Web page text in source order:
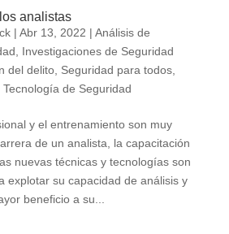
analistas
| Abr 13, 2022 | Análisis de
Investigaciones de Seguridad
del delito, Seguridad para todos,
Tecnología de Seguridad
y el entrenamiento son muy
de un analista, la capacitación
nuevas técnicas y tecnologías son
explotar su capacidad de análisis y
beneficio a su...